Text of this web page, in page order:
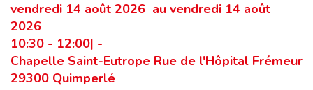
vendredi 14 août 2026 au vendredi 14 août
2026
10:30 - 12:00| -
Chapelle Saint-Eutrope Rue de l'Hôpital Frémeur
29300 Quimperlé